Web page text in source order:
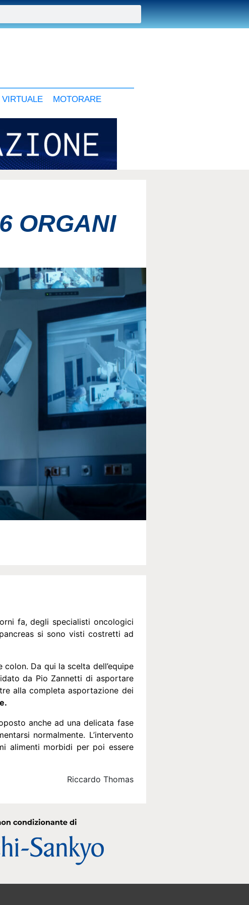
MOTORARE
ORGANI
fa, degli specialisti oncologici
si sono visti costretti ad
Da qui la scelta dell’equipe
da Pio Zannetti di asportare
alla completa asportazione dei
anche ad una delicata fase
normalmente. L’intervento
alimenti morbidi per poi essere
Riccardo Thomas